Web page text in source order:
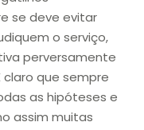
se deve evitar
o serviço,
perversamente
claro que sempre
as hipóteses e
assim muitas